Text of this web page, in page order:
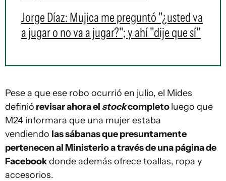
Jorge Díaz: Mujica me preguntó "¿usted va
a jugar o no va a jugar?"; y ahí "dije que sí"
Pese a que ese robo ocurrió en julio, el Mides
definió revisar ahora el stockcompletoluego que
M24 informara que una mujer estaba
vendiendo las sábanas que presuntamente
pertenecen al Ministerio a través de una página de
Facebookdonde además ofrece toallas, ropa y
accesorios.